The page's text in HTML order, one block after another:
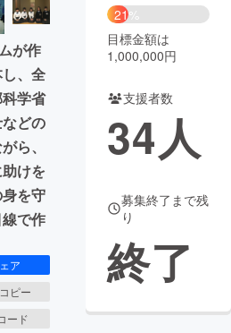
Good
CAMPFIRE Creation
納税machi-ya コミュニティ
が作
、全
学省
どの
ら、
けを
を守
で作
ア
ピー
ード
21%
目標金額は
1,000,000円
支援者数
34人
募集終了まで残
り
終了